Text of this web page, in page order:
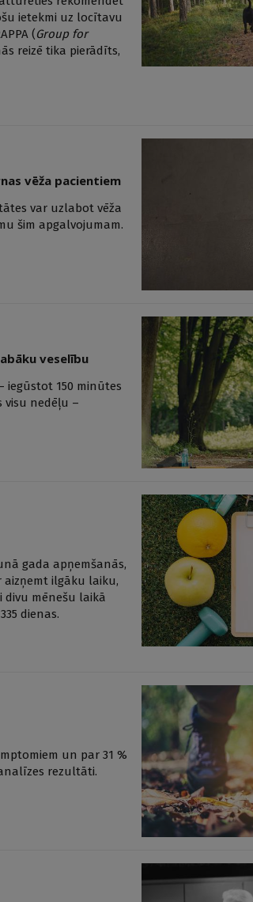
ietekmi uz locītavu
(Group for
reizē tika pierādīts,
vēža pacientiem
var uzlabot vēža
šim apgalvojumam.
veselību
iegūstot 150 minūtes
visu nedēļu –
gada apņemšanās,
aizņemt ilgāku laiku,
divu mēnešu laikā
dienas.
un par 31 %
rezultāti.